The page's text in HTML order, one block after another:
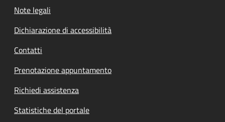
Note legali
Dichiarazione di accessibilità
Contatti
Prenotazione appuntamento
Richiedi assistenza
Statistiche del portale